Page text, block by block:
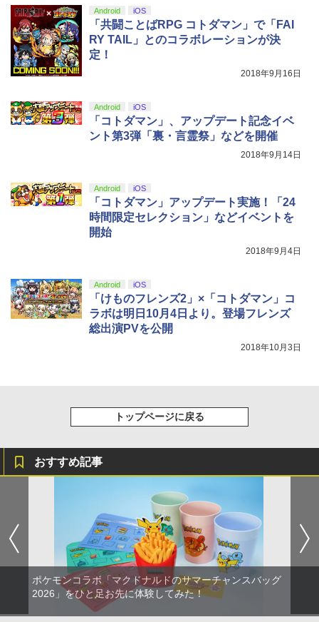
5
ニンテンドープリペイド番号 5000円|オ
ンラインコード版
5
【純正品】DualSense ワイヤレスコン
トローラー(CFI-ZCT2J)
5
【国内正規品】Thrustmaster スラスト
マスター TH8S シフター - PC、PS4、P
S5、PS5 Pro、Xbox One、Xbox Serie
s X|S 対応の高精度 H パターン シフター
￥8,698
ルアイドルクラブ Bloom Garden Part
y』Blu-ray（特装限定版）
￥8,589
Android iOS
「共闘ことばRPG コトダマン」で「FAI
RY TAIL」とのコラボレーションが決
定！
2018年9月16日
Android iOS
「コトダマン」、アップデート記念イベ
ント第3弾「裏・言霊祭」などを開催
2018年9月14日
Android iOS
「コトダマン」アップデート実施！「24
時間限定セレクション」などイベントを
開始
2018年9月4日
Android iOS
「けものフレンズ2」×「コトダマン」コ
ラボは明日10月4日より。登場フレンズ
総出演PVを公開
2018年10月3日
トップページに戻る
おすすめ記事
ポケモンコラボ「マクドナルドのサマーチャンスバッグ
2026」をひと足お先に体験してみた！